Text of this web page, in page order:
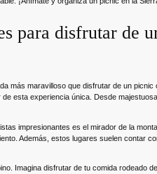
para disfrutar de
más maravilloso que disfrutar de un
esta experiencia única. Desde
impresionantes es el mirador de la
Además, estos lugares suelen contar
Imagina disfrutar de tu comida rodeado